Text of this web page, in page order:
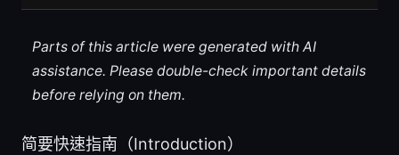
Parts of this article were generated with AI
assistance. Please double-check important details
before relying on them.
简要快速指南（Introduction）